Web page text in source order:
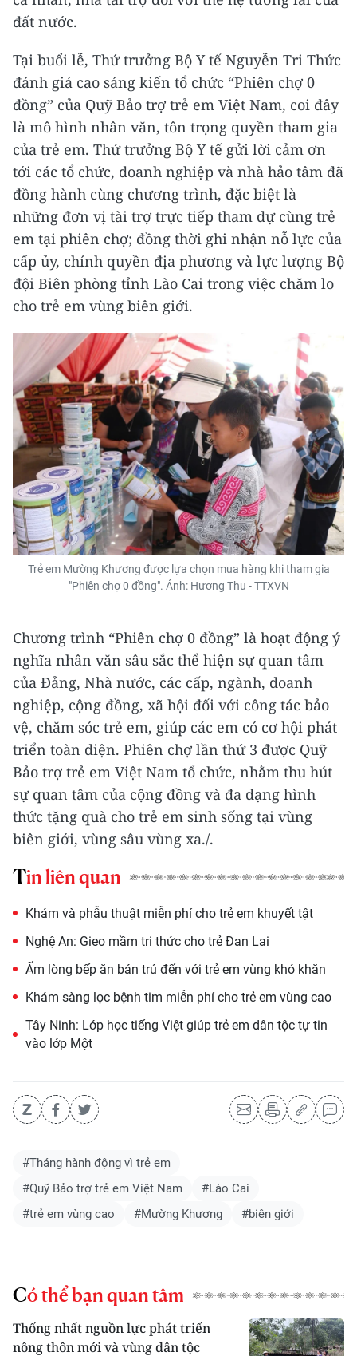
đất nước.
Tại buổi lễ, Thứ trưởng Bộ Y tế Nguyễn Tri Thức
đánh giá cao sáng kiến tổ chức “Phiên chợ 0
đồng” của Quỹ Bảo trợ trẻ em Việt Nam, coi đây
là mô hình nhân văn, tôn trọng quyền tham gia
của trẻ em. Thứ trưởng Bộ Y tế gửi lời cảm ơn
tới các tổ chức, doanh nghiệp và nhà hảo tâm đã
đồng hành cùng chương trình, đặc biệt là
những đơn vị tài trợ trực tiếp tham dự cùng trẻ
em tại phiên chợ; đồng thời ghi nhận nỗ lực của
cấp ủy, chính quyền địa phương và lực lượng Bộ
đội Biên phòng tỉnh Lào Cai trong việc chăm lo
cho trẻ em vùng biên giới.
Trẻ em Mường Khương được lựa chọn mua hàng khi tham gia
"Phiên chợ 0 đồng". Ảnh: Hương Thu - TTXVN
Chương trình “Phiên chợ 0 đồng” là hoạt động ý
nghĩa nhân văn sâu sắc thể hiện sự quan tâm
của Đảng, Nhà nước, các cấp, ngành, doanh
nghiệp, cộng đồng, xã hội đối với công tác bảo
vệ, chăm sóc trẻ em, giúp các em có cơ hội phát
triển toàn diện. Phiên chợ lần thứ 3 được Quỹ
Bảo trợ trẻ em Việt Nam tổ chức, nhằm thu hút
sự quan tâm của cộng đồng và đa dạng hình
thức tặng quà cho trẻ em sinh sống tại vùng
biên giới, vùng sâu vùng xa./.
Tin liên quan
Khám và phẫu thuật miễn phí cho trẻ em khuyết tật
Nghệ An: Gieo mầm tri thức cho trẻ Đan Lai
Ấm lòng bếp ăn bán trú đến với trẻ em vùng khó khăn
Khám sàng lọc bệnh tim miễn phí cho trẻ em vùng cao
Tây Ninh: Lớp học tiếng Việt giúp trẻ em dân tộc tự tin
vào lớp Một
#Tháng hành động vì trẻ em
#Quỹ Bảo trợ trẻ em Việt Nam
#Lào Cai
#trẻ em vùng cao
#Mường Khương #biên giới
Có thể bạn quan tâm
Thống nhất nguồn lực phát triển
nông thôn mới và vùng dân tộc